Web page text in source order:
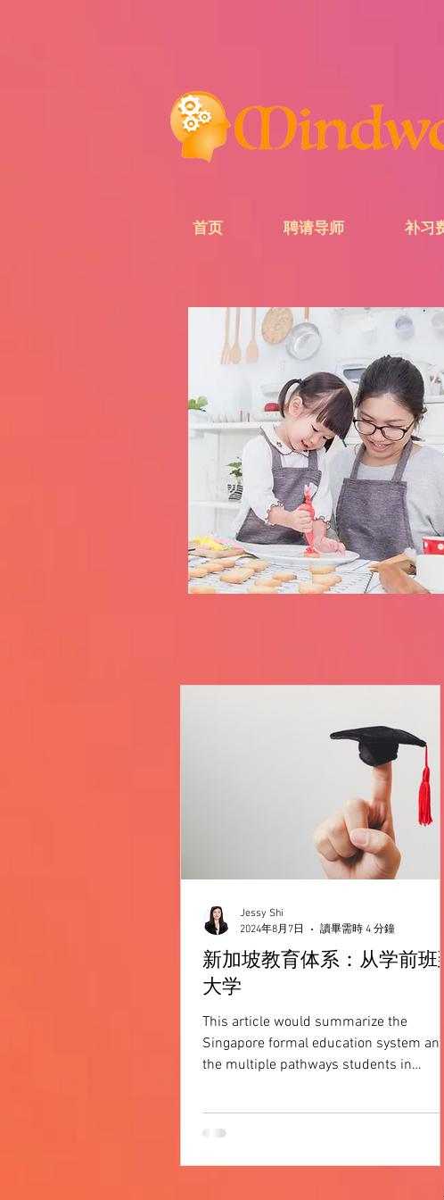
首页 聘请导师 补习
新加坡教育体系：从学前班
大学
This article would summarize the
Singapore formal education system and
the multiple pathways students in
Jessy Shi
2024年8月7日
讀畢需時 4 分鐘